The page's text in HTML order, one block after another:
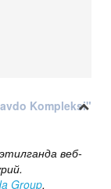
Kompleksi"
веб-
Group.